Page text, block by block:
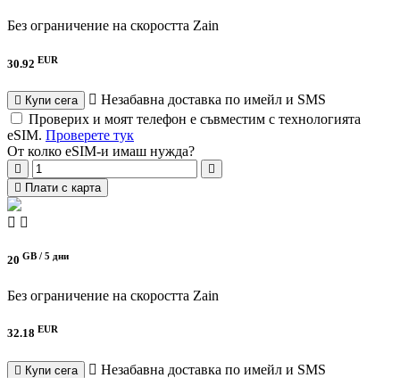
Без ограничение на скоростта Zain
30.92 EUR
Купи сега
Незабавна доставка по имейл и SMS
Проверих и моят телефон е съвместим с технологията
eSIM. Проверете тук
От колко eSIM-и имаш нужда?
Плати с карта
20 GB / 5 дни
Без ограничение на скоростта Zain
32.18 EUR
Купи сега
Незабавна доставка по имейл и SMS